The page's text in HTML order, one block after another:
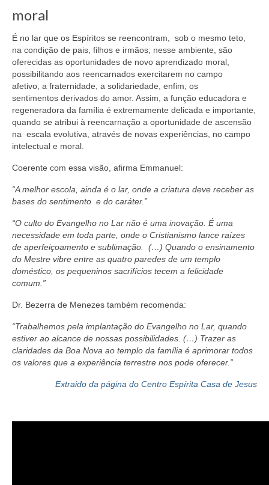
moral
É no lar que os Espíritos se reencontram, sob o mesmo teto,
na condição de pais, filhos e irmãos; nesse ambiente, são
oferecidas as oportunidades de novo aprendizado moral,
possibilitando aos reencarnados exercitarem no campo
afetivo, a fraternidade, a solidariedade, enfim, os
sentimentos derivados do amor. Assim, a função educadora e
regeneradora da família é extremamente delicada e importante,
quando se atribui à reencarnação a oportunidade de ascensão
na escala evolutiva, através de novas experiências, no campo
intelectual e moral.
Coerente com essa visão, afirma Emmanuel:
“A melhor escola, ainda é o lar, onde a criatura deve receber as
bases do sentimento e do caráter.”
“O culto do Evangelho no Lar não é uma inovação. É uma
necessidade em toda parte, onde o Cristianismo lance raízes
de aperfeiçoamento e sublimação. (…) Quando o ensinamento
do Mestre vibre entre as quatro paredes de um templo
doméstico, os pequeninos sacrifícios tecem a felicidade
comum.”
Dr. Bezerra de Menezes também recomenda:
“Trabalhemos pela implantação do Evangelho no Lar, quando
estiver ao alcance de nossas possibilidades. (…) Trazer as
claridades da Boa Nova ao templo da família é aprimorar todos
os valores que a experiência terrestre nos pode oferecer.”
Extraido da página do Centro Espírita Casa de Jesus